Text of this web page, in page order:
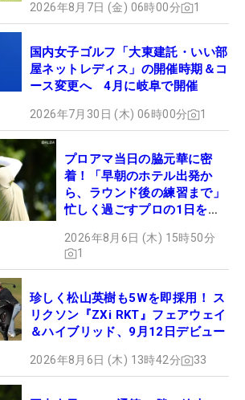
2026年8月7日 (金) 06時00分 1
国内女子ゴルフ「大東建託・いい部
屋ネットレディス」の開催時期＆コ
ース変更へ 4月に岐阜で開催
2026年7月30日 (木) 06時00分 1
プロアマ当日の脇元華に密
着！「早朝のホテル出発か
ら、ラウンド後の練習まで」
忙しく過ごすプロの1日を公
2026年8月6日 (木) 15時50分
1
珍しく松山英樹も5Wを即採用！ ス
リクソン『ZXi RKT』フェアウェイ
＆ハイブリッド、9月12日デビュー
2026年8月6日 (木) 13時42分 33